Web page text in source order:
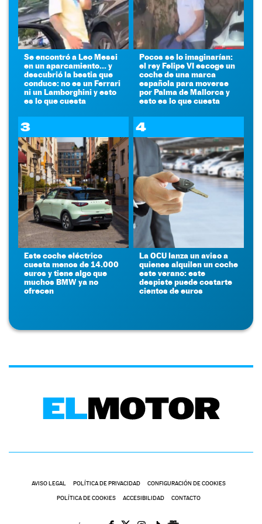
Se encontró a Leo Messi
en un aparcamiento... y
descubrió la bestia que
conduce: no es un Ferrari
ni un Lamborghini y esto
es lo que cuesta
Pocos se lo imaginarían:
el rey Felipe VI escoge un
coche de una marca
española para moverse
por Palma de Mallorca y
esto es lo que cuesta
3
Este coche eléctrico
cuesta menos de 14.000
euros y tiene algo que
muchos BMW ya no
ofrecen
4
La OCU lanza un aviso a
quienes alquilen un coche
este verano: este
despiste puede costarte
cientos de euros
AVISO LEGAL POLÍTICA DE PRIVACIDAD CONFIGURACIÓN DE COOKIES
POLÍTICA DE COOKIES ACCESIBILIDAD CONTACTO